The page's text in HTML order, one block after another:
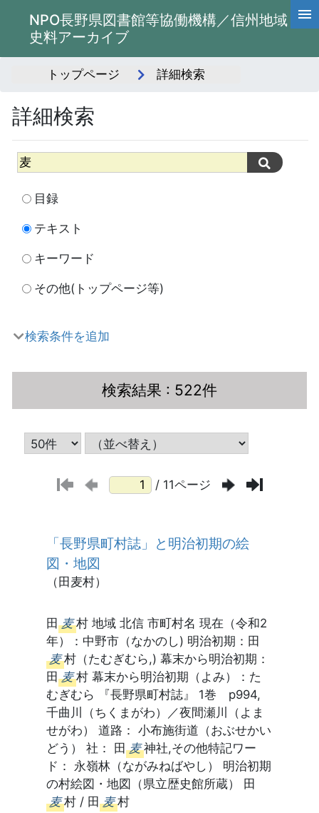
NPO長野県図書館等協働機構／信州地域
史料アーカイブ
トップページ 詳細検索
詳細検索
目録
テキスト
キーワード
その他(トップページ等)
検索条件を追加
検索結果 : 522件
/ 11ページ
「長野県町村誌」と明治初期の絵
図・地図
（田麦村）
田 麦 村 地域 北信 市町村名 現在（令和2
年）：中野市（なかのし) 明治初期：田
麦 村（たむぎむら,) 幕末から明治初期：
田 麦 村 幕末から明治初期（よみ）：た
むぎむら 『長野県町村誌』 1巻 p994,
千曲川（ちくまがわ）／夜間瀬川（よま
せがわ） 道路： 小布施街道（おぶせかい
どう） 社： 田 麦 神社,その他特記ワー
ド： 永嶺林（ながみねばやし） 明治初期
の村絵図・地図（県立歴史館所蔵） 田
麦 村 / 田 麦 村